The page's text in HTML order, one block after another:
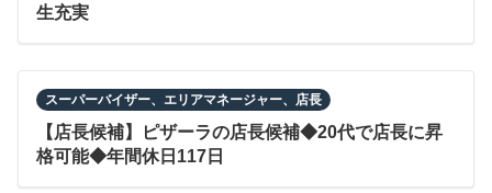
生充実
スーパーバイザー、エリアマネージャー、店長
【店長候補】ピザーラの店長候補◆20代で店長に昇
格可能◆年間休日117日